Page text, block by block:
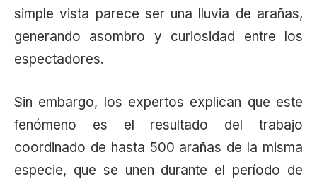
simple vista parece ser una lluvia de arañas,
generando asombro y curiosidad entre los
espectadores.
Sin embargo, los expertos explican que este
fenómeno es el resultado del trabajo
coordinado de hasta 500 arañas de la misma
especie, que se unen durante el período de